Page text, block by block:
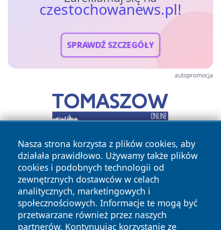
czestochowanews.pl!
SPRAWDŹ SZCZEGÓŁY
autopromocja
Nasza strona korzysta z plików cookies, aby
działała prawidłowo. Używamy także plików
cookies i podobnych technologii od
zewnętrznych dostawców w celach
analitycznych, marketingowych i
społecznościowych. Informacje te mogą być
przetwarzane również przez naszych
partnerów. Kontynuując korzystanie ze
Copyright © 2026 czestochowanews.pl Wszystkie prawa
zastrzeżone.